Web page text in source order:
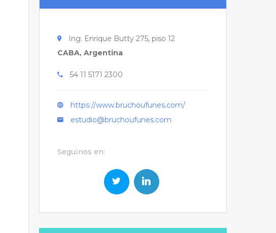
Ing. Enrique Butty 275, piso 12
CABA, Argentina
54 11 5171 2300
https://www.bruchoufunes.com/
estudio@bruchoufunes.com
Seguinos en: